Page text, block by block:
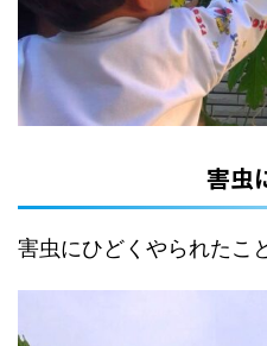
害虫
害虫にひどくやられたこ